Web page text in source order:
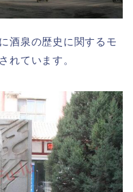
酒泉の歴史に関するモ
れています。